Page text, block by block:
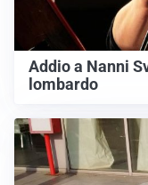
Addio a Nanni
lombardo